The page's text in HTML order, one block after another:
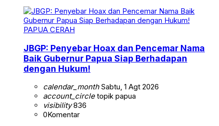
PAPUA CERAH
JBGP: Penyebar Hoax dan Pencemar Nama
Baik Gubernur Papua Siap Berhadapan
dengan Hukum!
calendar_monthSabtu, 1 Agt 2026
account_circletopik papua
visibility836
0Komentar